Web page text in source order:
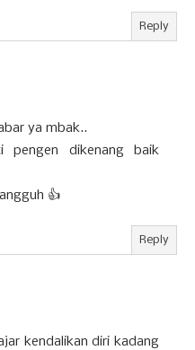
Reply
ya mbak..
pengen dikenang baik
👍
Reply
kendalikan diri kadang